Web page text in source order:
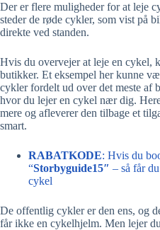
Der er flere muligheder for at leje
steder de røde cykler, som vist på
direkte ved standen.
Hvis du overvejer at leje en cykel,
butikker. Et eksempel her kunne
cykler fordelt ud over det meste af
hvor du lejer en cykel nær dig.
mere og afleverer den tilbage et
smart.
RABATKODE: Hvis du
“Storbyguide15″ – så får
cykel
De offentlig cykler er den ens, og
får ikke en cykelhjelm. Men lejer